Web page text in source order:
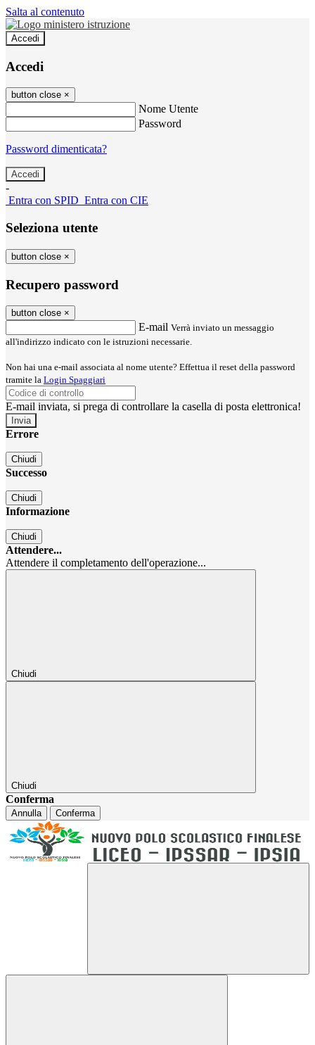
Salta al contenuto
Accedi
Accedi
button close ×
Nome Utente
Password
Password dimenticata?
-
Entra con SPID Entra con CIE
Seleziona utente
button close ×
Recupero password
button close ×
E-mail Verrà inviato un messaggio
all'indirizzo indicato con le istruzioni necessarie.
Non hai una e-mail associata al nome utente? Effettua il reset della password
tramite la Login Spaggiari
E-mail inviata, si prega di controllare la casella di posta elettronica!
Errore
Chiudi
Successo
Chiudi
Informazione
Chiudi
Attendere...
Attendere il completamento dell'operazione...
Chiudi
Chiudi
Conferma
Annulla Conferma